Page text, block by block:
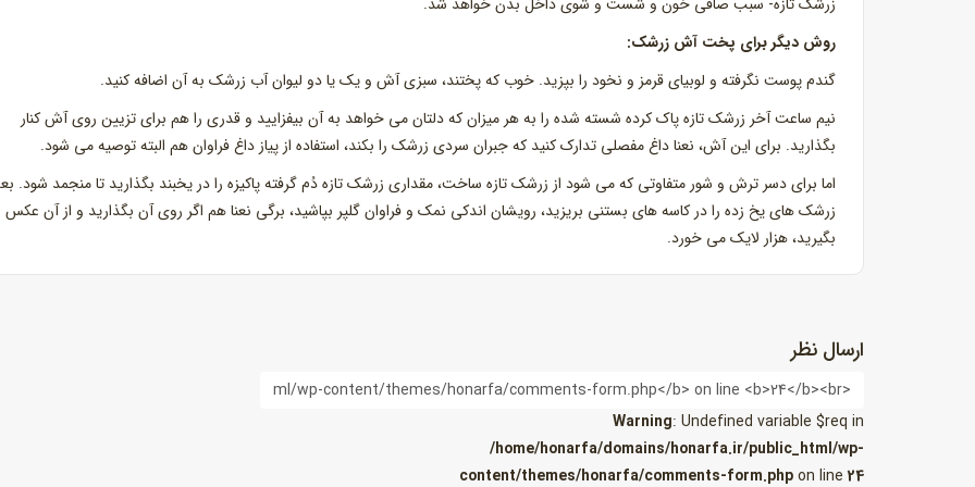
روش دیگر برای پخت آش زرشک:
گندم پوست نگرفته و لوبیای قرمز و نخود را بپزید. خوب که پختند، سبزی آش و یک یا دو لیوان آب زرشک به آن اضافه کنید.
نیم ساعت آخر زرشک تازه پاک کرده شسته شده را به هر میزان که دلتان می خواهد به آن بیفزایید و قدری را هم برای تزیین روی آش کنار
بگذارید. برای این آش، نعنا داغ مفصلی تدارک کنید که جبران سردی زرشک را بکند، استفاده از پیاز داغ فراوان هم البته توصیه می شود.
اما برای دسر ترش و شور متفاوتی که می شود از زرشک تازه ساخت، مقداری زرشک تازه دُم گرفته پاکیزه را در یخبند بگذارید تا منجمد شود.
زرشک های یخ زده را در کاسه های بستنی بریزید، رویشان اندکی نمک و فراوان گلپر بپاشید، برگی نعنا هم اگر روی آن بگذارید و از آن عکس
بگیرید، هزار لایک می خورد.
ارسال نظر
Warning: Undefined variable $req in
/home/honarfa/domains/honarfa.ir/public_html/wp-
content/themes/honarfa/comments-form.phpon line24